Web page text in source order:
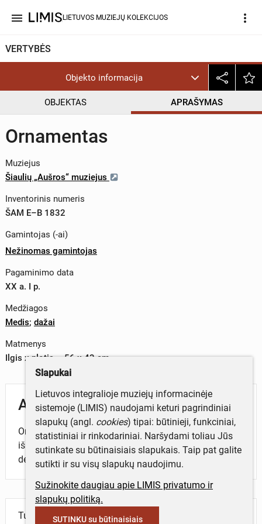
menu LIETUVOS MUZIEJŲ KOLEKCIJOS more_vert
VERTYBĖS
Objekto informacija
OBJEKTAS APRAŠYMAS
Ornamentas
Muziejus
Šiaulių „Aušros“ muziejus
Inventorinis numeris
ŠAM E–B 1832
Gamintojas (-ai)
Nežinomas gamintojas
Pagaminimo data
XX a. I p.
Medžiagos
Medis; dažai
Matmenys
Ilgis x plotis – 56 x 43 cm
Aprašymas
Ornamentas – apvaizdos akis. Trikampėlyje
išpjaustyta akis, iš jos išeina spinduliai. Kraštuose
debesų vainikas, dažytas balta ir melsva spalvomis.
Turite daugiau informacijos apie objektą?
Slapukai
Lietuvos integralioje muziejų informacinėje
sistemoje (LIMIS) naudojami keturi pagrindiniai
slapukų (angl. cookies) tipai: būtinieji, funkciniai,
statistiniai ir rinkodariniai. Naršydami toliau Jūs
sutinkate su būtinaisiais slapukais. Taip pat galite
sutikti ir su visų slapukų naudojimu.
Sužinokite daugiau apie LIMIS privatumo ir
slapukų politiką.
SUTINKU su būtinaisiais